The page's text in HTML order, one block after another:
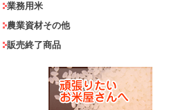
業務用米
農業資材その他
販売終了商品